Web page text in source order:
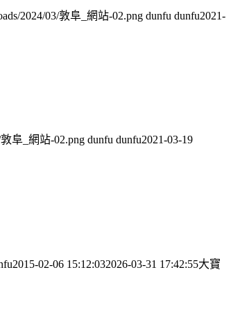
2024/03/敦阜_網站-02.png dunfu dunfu2021-
敦阜_網站-02.png dunfu dunfu2021-03-19
2015-02-06 15:12:032026-03-31 17:42:55大寶